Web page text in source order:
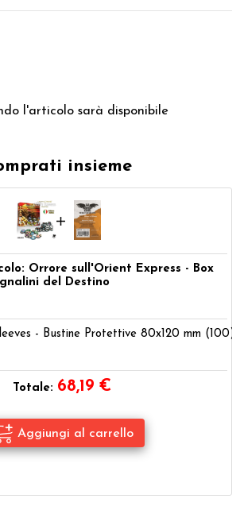
l'articolo sarà disponibile
insieme
Orrore sull'Orient Express - Box
del Destino
- Bustine Protettive 80x120 mm (100)
Totale: 68,19 €